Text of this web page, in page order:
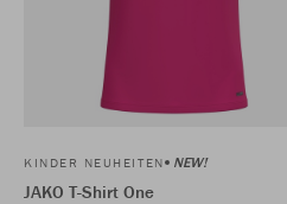
KINDER NEUHEITEN NEW!
JAKO T-Shirt One